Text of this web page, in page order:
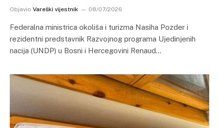
Objavio Vareški vijestnik 08/07/2026
Federalna ministrica okoliša i turizma Nasiha Pozder i
rezidentni predstavnik Razvojnog programa Ujedinjenih
nacija (UNDP) u Bosni i Hercegovini Renaud…